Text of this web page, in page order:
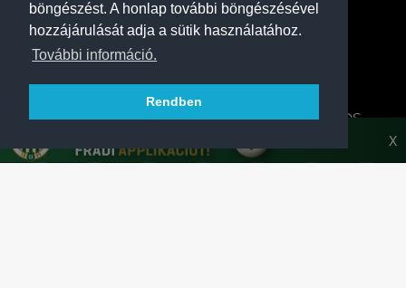
böngészést. A honlap további böngészésével
hozzájárulását adja a sütik használatához.
További információ.
Rendben
A FERENCVÁROSI TORNA CLUB HIVATALOS
X